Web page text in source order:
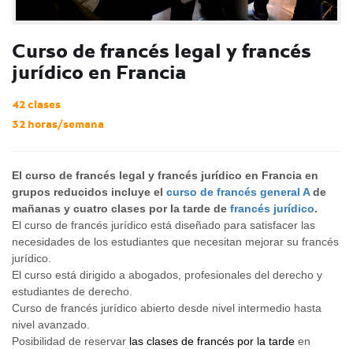
Curso de francés legal y francés
jurídico en Francia
42 clases
32 horas/semana
El curso de francés legal y francés jurídico en Francia en
grupos reducidos incluye el curso de francés general Ade
mañanas y cuatro clases por la tarde de francés jurídico.
El curso de francés jurídico está diseñado para satisfacer las
necesidades de los estudiantes que necesitan mejorar su francés
jurídico.
El curso está dirigido a abogados, profesionales del derecho y
estudiantes de derecho.
Curso de francés jurídico abierto desde nivel intermedio hasta
nivel avanzado.
Posibilidad de reservar las clases de francés por la tarde en